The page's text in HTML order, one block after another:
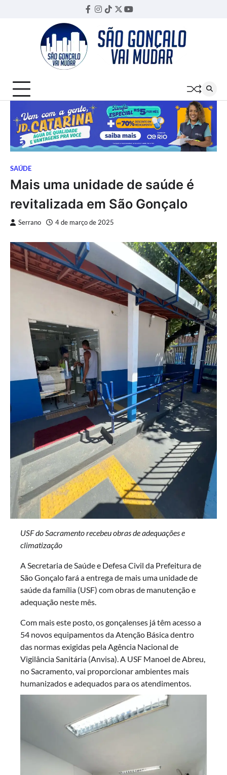
Facebook
Instagram
TikTok
TwitterYouTube
SAÚDE
Mais uma unidade de saúde é
revitalizada em São Gonçalo
Serrano 4 de março de 2025
USF do Sacramento recebeu obras de adequações e
climatização
A Secretaria de Saúde e Defesa Civil da Prefeitura de
São Gonçalo fará a entrega de mais uma unidade de
saúde da família (USF) com obras de manutenção e
adequação neste mês.
Com mais este posto, os gonçalenses já têm acesso a
54 novos equipamentos da Atenção Básica dentro
das normas exigidas pela Agência Nacional de
Vigilância Sanitária (Anvisa). A USF Manoel de Abreu,
no Sacramento, vai proporcionar ambientes mais
humanizados e adequados para os atendimentos.